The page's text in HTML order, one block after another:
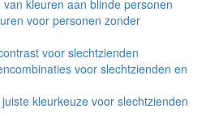
kleuren aan blinde personen
voor personen zonder
voor slechtzienden
voor slechtzienden en
kleurkeuze voor slechtzienden